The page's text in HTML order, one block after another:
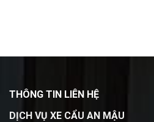
THÔNG TIN LIÊN HỆ
DỊCH VỤ XE CẨU AN MẬU